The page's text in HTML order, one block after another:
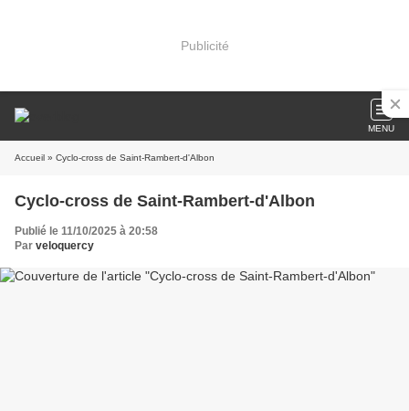
Publicité
MENU
Accueil » Cyclo-cross de Saint-Rambert-d'Albon
Cyclo-cross de Saint-Rambert-d'Albon
Publié le 11/10/2025 à 20:58
Par veloquercy